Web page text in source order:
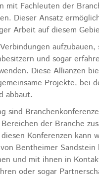
mit Fachleuten der
Dieser Ansatz
Arbeit auf diesem
und sogar
Diese Allianzen
Projekte, bei
abbaut.
sind
der Branche
Konferenzen
Bentheimer
und mit ihnen in
oder sogar